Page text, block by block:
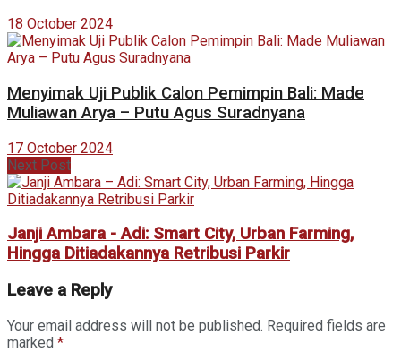
18 October 2024
Menyimak Uji Publik Calon Pemimpin Bali: Made
Muliawan Arya – Putu Agus Suradnyana
17 October 2024
Next Post
Janji Ambara - Adi: Smart City, Urban Farming,
Hingga Ditiadakannya Retribusi Parkir
Leave a Reply
Your email address will not be published. Required fields are
marked *